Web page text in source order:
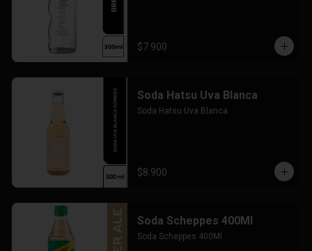
$7.900
Soda Hatsu Uva Blanca
Soda Hatsu Uva Blanca
$8.900
Soda Scheppes 400Ml
Soda Scheppes 400Ml